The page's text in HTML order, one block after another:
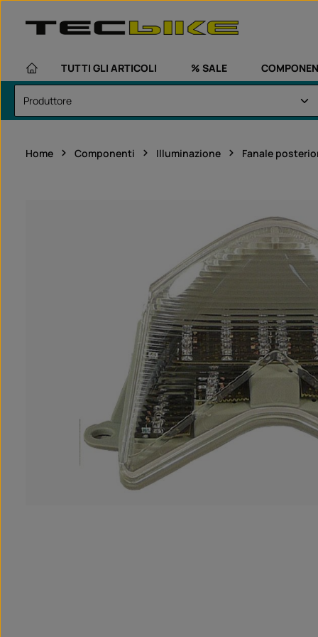
TUTTI GLI ARTICOLI % SALE
Home Componenti Illuminazione Fanale